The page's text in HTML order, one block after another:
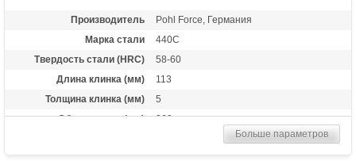
Производитель
Pohl Force, Германия
Марка стали
440C
Твердость стали (HRC)
58-60
Длина клинка (мм)
113
Толщина клинка (мм)
5
Общая длина (мм)
260
Больше параметров